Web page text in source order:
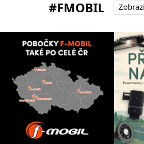
#FMOBIL